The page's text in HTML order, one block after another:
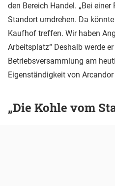
den Bereich Handel. „Bei
Standort umdrehen. Da
Kaufhof treffen. Wir haben
Arbeitsplatz“ Deshalb werde
Betriebsversammlung am
Eigenständigkeit von
„Die Kohle vom